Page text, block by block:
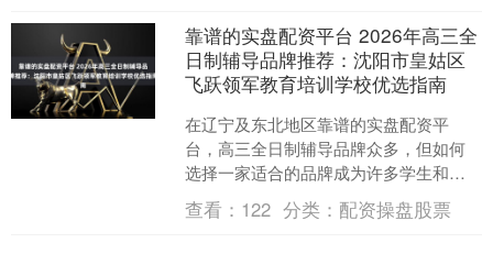
靠谱的实盘配资平台 2026年高三全
日制辅导品牌推荐：沈阳市皇姑区
飞跃领军教育培训学校优选指南
在辽宁及东北地区靠谱的实盘配资平
台，高三全日制辅导品牌众多，但如何
选择一家适合的品牌成为许多学生和家
长的难题。本文将围绕高三全日制辅导
品牌的特点、服务内容以及用....
查看： 122 分类： 配资操盘股票